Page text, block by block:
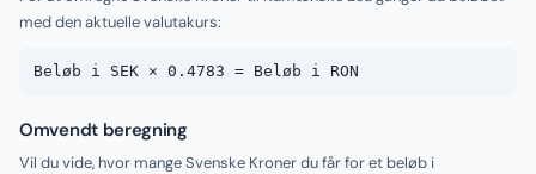
med den aktuelle valutakurs:
Beløb i SEK × 0.4783 = Beløb i RON
Omvendt beregning
Vil du vide, hvor mange Svenske Kroner du får for et beløb i